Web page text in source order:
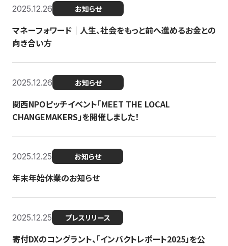
2025.12.26 お知らせ
マネーフォワード｜人生、社会をもっと前へ進めるお金との
向き合い方
2025.12.26 お知らせ
関西NPOピッチイベント「MEET THE LOCAL
CHANGEMAKERS」を開催しました！
2025.12.25 お知らせ
年末年始休業のお知らせ
2025.12.25 プレスリリース
寄付DXのコングラント、「インパクトレポート2025」を公